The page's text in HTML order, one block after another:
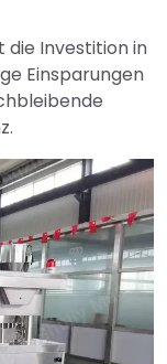
die Investition in
Einsparungen